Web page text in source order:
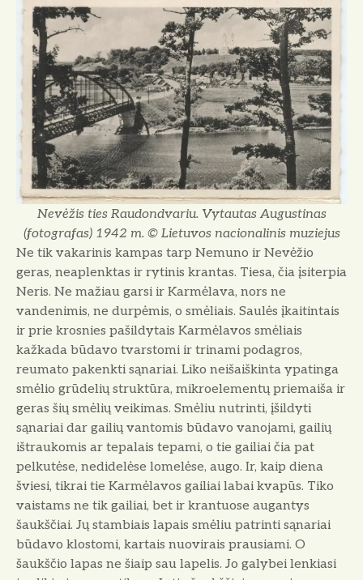
Nevėžis ties Raudondvariu. Vytautas Augustinas
(fotografas) 1942 m. © Lietuvos nacionalinis muziejus
Ne tik vakarinis kampas tarp Nemuno ir Nevėžio
geras, neaplenktas ir rytinis krantas. Tiesa, čia įsiterpia
Neris. Ne mažiau garsi ir Karmėlava, nors ne
vandenimis, ne durpėmis, o smėliais. Saulės įkaitintais
ir prie krosnies pašildytais Karmėlavos smėliais
kažkada būdavo tvarstomi ir trinami podagros,
reumato pakenkti sąnariai. Liko neišaiškinta ypatinga
smėlio grūdelių struktūra, mikroelementų priemaiša ir
geras šių smėlių veikimas. Smėliu nutrinti, įšildyti
sąnariai dar gailių vantomis būdavo vanojami, gailių
ištraukomis ar tepalais tepami, o tie gailiai čia pat
pelkutėse, nedidelėse lomelėse, augo. Ir, kaip diena
šviesi, tikrai tie Karmėlavos gailiai labai kvapūs. Tiko
vaistams ne tik gailiai, bet ir krantuose augantys
šaukščiai. Jų stambiais lapais smėliu patrinti sąnariai
būdavo klostomi, kartais nuovirais prausiami. O
šaukščio lapas ne šiaip sau lapelis. Jo galybei lenkiasi